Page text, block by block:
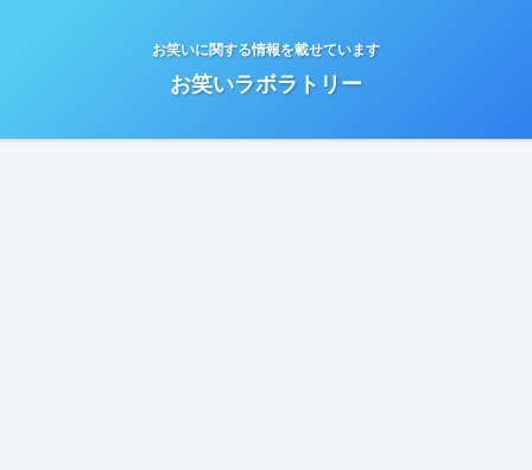
お笑いに関する情報を載せています
お笑いラボラトリー